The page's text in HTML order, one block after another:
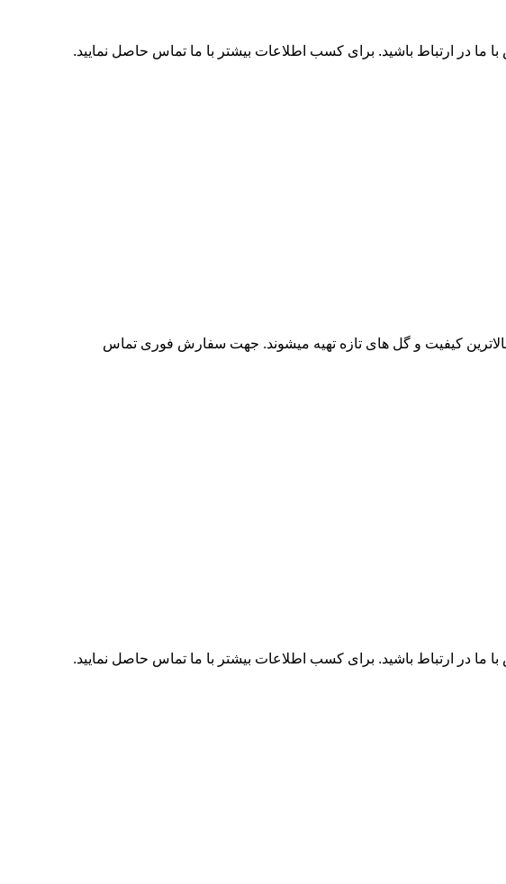
ما در ارتباط باشید. برای کسب اطلاعات بیشتر با ما تماس حاصل نمایید.
کیفیت و گل های تازه تهیه میشوند. جهت سفارش فوری تماس
ما در ارتباط باشید. برای کسب اطلاعات بیشتر با ما تماس حاصل نمایید.